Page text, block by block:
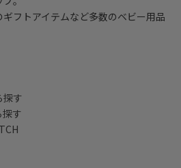
フトアイテムなど多数のベビー用品
探す
す